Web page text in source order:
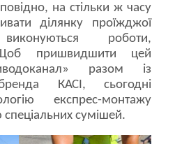
на стільки ж часу
ділянку проїжджої
роботи,
пришвидшити цей
разом із
КАСІ, сьогодні
експрес-монтажу
сумішей.